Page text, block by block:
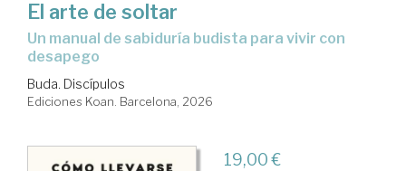
El arte de soltar
Un manual de sabiduría budista para vivir con
desapego
Buda. Discípulos
Ediciones Koan. Barcelona, 2026
19,00 €